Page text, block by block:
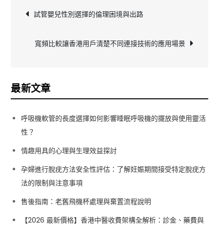
文
章
覽
試管嬰兒性別選擇的倫理困境與出路
寬頻比較讓香港用戶清楚不同連接技術的應用場景
最新文章
呼吸機軟管的長度選擇如何影響睡眠呼吸機的擺放與使用靈活
性？
情趣用具的心理與生理效益探討
孕婦進行脫疣方法安全性評估：了解妊娠期間接受特定脫疣方
法的限制與注意事項
售後指南：老舊飛機杯處理與棄置流程說明
【2026 最新價格】香港中醫收費架構全解析：診金、藥費與